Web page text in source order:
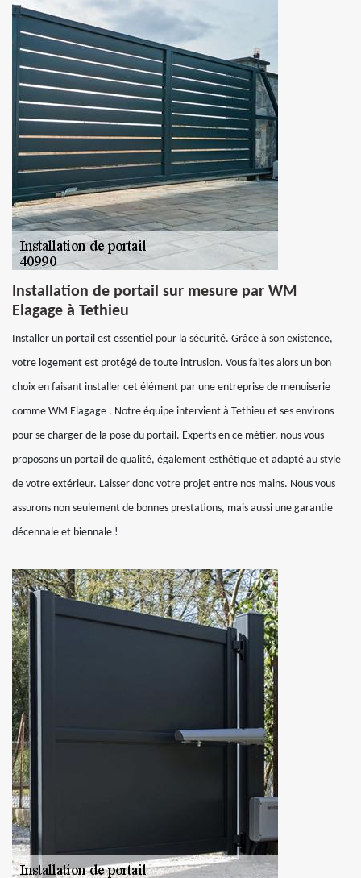
Installation de portail sur mesure par WM
Elagage à Tethieu
Installer un portail est essentiel pour la sécurité. Grâce à son existence,
votre logement est protégé de toute intrusion. Vous faites alors un bon
choix en faisant installer cet élément par une entreprise de menuiserie
comme WM Elagage . Notre équipe intervient à Tethieu et ses environs
pour se charger de la pose du portail. Experts en ce métier, nous vous
proposons un portail de qualité, également esthétique et adapté au style
de votre extérieur. Laisser donc votre projet entre nos mains. Nous vous
assurons non seulement de bonnes prestations, mais aussi une garantie
décennale et biennale !